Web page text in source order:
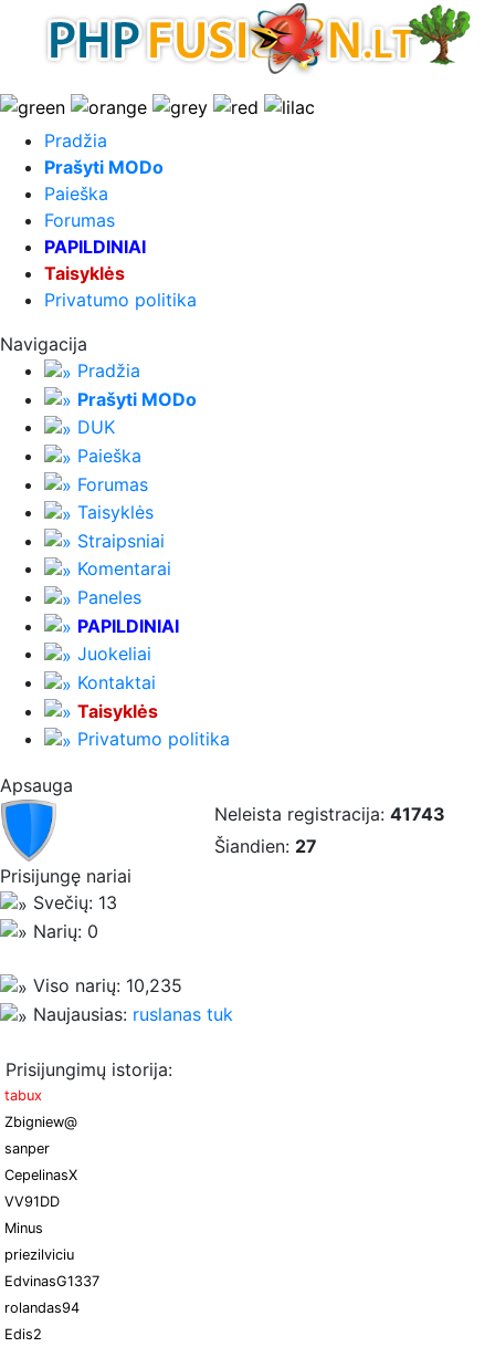
Pradžia
Prašyti MODo
Paieška
Forumas
PAPILDINIAI
Taisyklės
Privatumo politika
Navigacija
Pradžia
Prašyti MODo
DUK
Paieška
Forumas
Taisyklės
Straipsniai
Komentarai
Paneles
PAPILDINIAI
Juokeliai
Kontaktai
Taisyklės
Privatumo politika
Apsauga
Neleista registracija: 41743
Šiandien: 27
Prisijungę nariai
Svečių: 13
Narių: 0
Viso narių: 10,235
Naujausias: ruslanas tuk
Prisijungimų istorija:
tabux
Zbigniew@
sanper
CepelinasX
VV91DD
Minus
priezilviciu
EdvinasG1337
rolandas94
Edis2